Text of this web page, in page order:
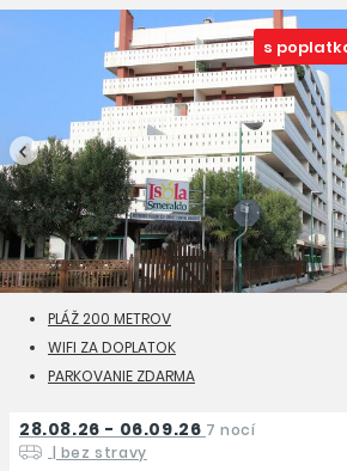
s
PLÁŽ 200 METROV
WIFI ZA DOPLATOK
PARKOVANIE ZDARMA
28.08.26 - 06.09.26 7 nocí
| bez stravy